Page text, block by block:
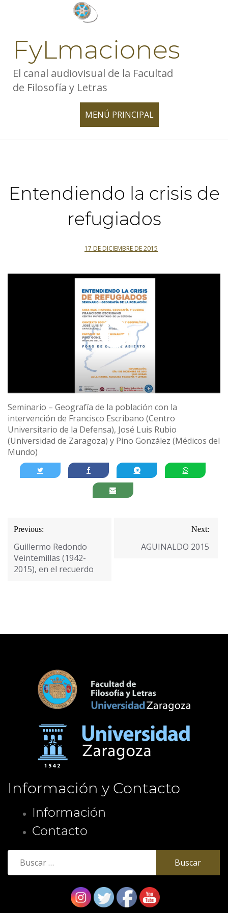
FyLmaciones
El canal audiovisual de la Facultad
de Filosofía y Letras
MENÚ PRINCIPAL
TOGGLE
Entendiendo la crisis de
refugiados
17 DE DICIEMBRE DE 2015
Seminario – Geografía de la población con la
intervención de Francisco Escribano (Centro
Universitario de la Defensa), José Luis Rubio
(Universidad de Zaragoza) y Pino González (Médicos del
Mundo)
Navegación
de
entradas
Previous:
Guillermo Redondo
Veintemillas (1942-
2015), en el recuerdo
Next:
AGUINALDO 2015
Información y Contacto
Información
Contacto
Buscar: